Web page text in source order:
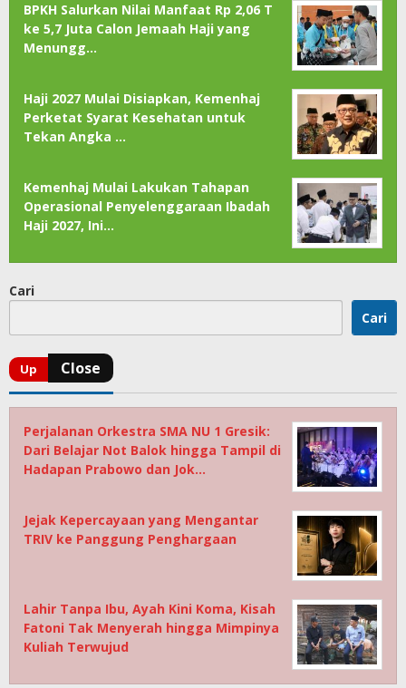
BPKH Salurkan Nilai Manfaat Rp 2,06 T
ke 5,7 Juta Calon Jemaah Haji yang
Menungg…
Haji 2027 Mulai Disiapkan, Kemenhaj
Perketat Syarat Kesehatan untuk
Tekan Angka …
Kemenhaj Mulai Lakukan Tahapan
Operasional Penyelenggaraan Ibadah
Haji 2027, Ini…
Cari
Cari
Perjalanan Orkestra SMA NU 1 Gresik:
Dari Belajar Not Balok hingga Tampil di
Hadapan Prabowo dan Jok…
Jejak Kepercayaan yang Mengantar
TRIV ke Panggung Penghargaan
Lahir Tanpa Ibu, Ayah Kini Koma, Kisah
Fatoni Tak Menyerah hingga Mimpinya
Kuliah Terwujud